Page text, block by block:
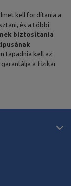
kell fordítania a
és a többi
biztosítania
tapadnia kell az
a fizikai